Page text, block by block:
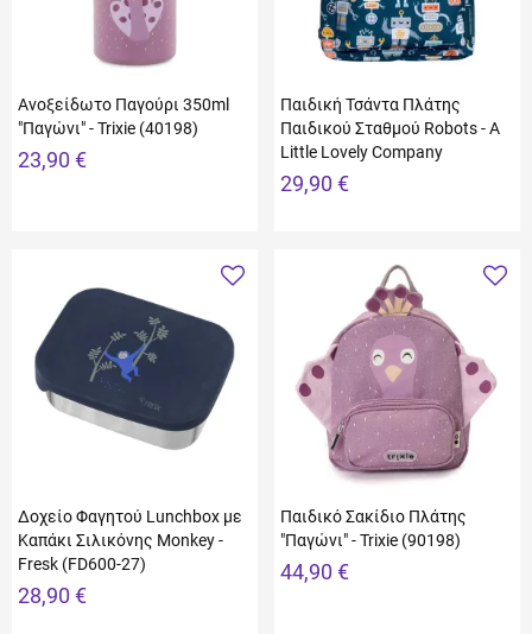
Ανοξείδωτο Παγούρι 350ml
"Παγώνι" - Trixie (40198)
23,90 €
Παιδική Τσάντα Πλάτης
Παιδικού Σταθμού Robots - A
Little Lovely Company
29,90 €
Δοχείο Φαγητού Lunchbox με
Καπάκι Σιλικόνης Monkey -
Fresk (FD600-27)
28,90 €
Παιδικό Σακίδιο Πλάτης
"Παγώνι" - Trixie (90198)
44,90 €